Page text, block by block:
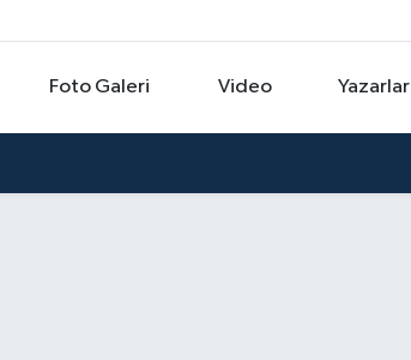
Foto Galeri Video Yazarlar